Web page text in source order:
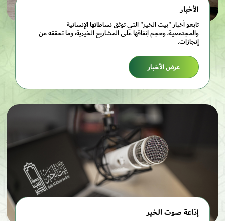
الأخبار
تابعو أخبار "بيت الخير" التي توثق نشاطاتها الإنسانية
والمجتمعية، وحجم إنفاقها على المشاريع الخيرية، وما تحققه من
إنجازات.
عرض الأخبار
إذاعة صوت الخير